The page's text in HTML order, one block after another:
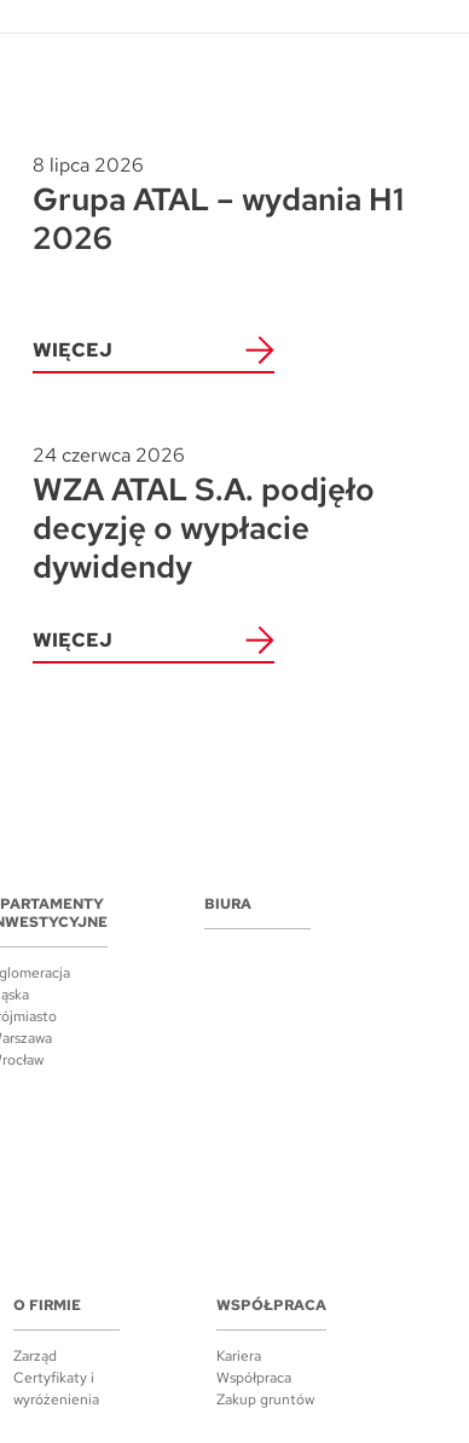
8 lipca 2026
Grupa ATAL – wydania H1
2026
WIĘCEJ
24 czerwca 2026
WZA ATAL S.A. podjęło
decyzję o wypłacie
dywidendy
WIĘCEJ
BIURA
O FIRMIE
Zarząd
Certyfikaty i
wyróżenienia
WSPÓŁPRACA
Kariera
Współpraca
Zakup gruntów